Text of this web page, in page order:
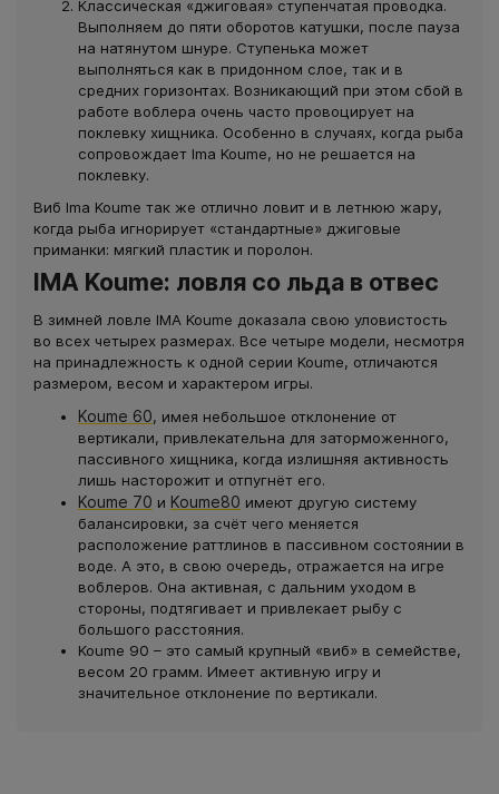
Классическая «джиговая» ступенчатая проводка.
Выполняем до пяти оборотов катушки, после пауза
на натянутом шнуре. Ступенька может
выполняться как в придонном слое, так и в
средних горизонтах. Возникающий при этом сбой в
работе воблера очень часто провоцирует на
поклевку хищника. Особенно в случаях, когда рыба
сопровождает Ima Koume, но не решается на
поклевку.
Виб Ima Koume так же отлично ловит и в летнюю жару,
когда рыба игнорирует «стандартные» джиговые
приманки: мягкий пластик и поролон.
IMA Koume: ловля со льда в отвес
В зимней ловле IMA Koume доказала свою уловистость
во всех четырех размерах. Все четыре модели, несмотря
на принадлежность к одной серии Koume, отличаются
размером, весом и характером игры.
Koume 60, имея небольшое отклонение от
вертикали, привлекательна для заторможенного,
пассивного хищника, когда излишняя активность
лишь насторожит и отпугнёт его.
Koume 70 и Koume80 имеют другую систему
балансировки, за счёт чего меняется
расположение раттлинов в пассивном состоянии в
воде. А это, в свою очередь, отражается на игре
воблеров. Она активная, с дальним уходом в
стороны, подтягивает и привлекает рыбу с
большого расстояния.
Koume 90 – это самый крупный «виб» в семействе,
весом 20 грамм. Имеет активную игру и
значительное отклонение по вертикали.